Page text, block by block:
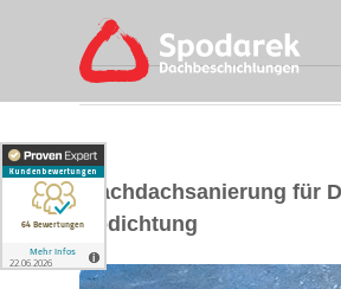
Flachdachsanierung für
Abdichtung